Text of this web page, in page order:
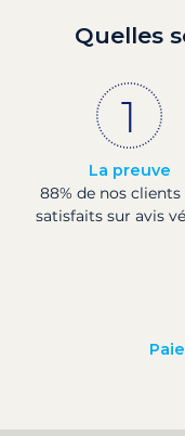
Quelles
La preuve
88% de nos clients
satisfaits sur avis